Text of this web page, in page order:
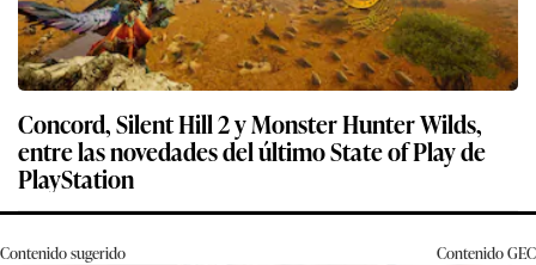
Concord, Silent Hill 2 y Monster Hunter Wilds,
entre las novedades del último State of Play de
PlayStation
Contenido sugerido ContenidoGEC